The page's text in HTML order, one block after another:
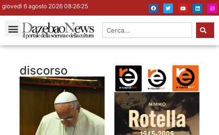
giovedì 6 agosto 2026 08:26:26
discorso